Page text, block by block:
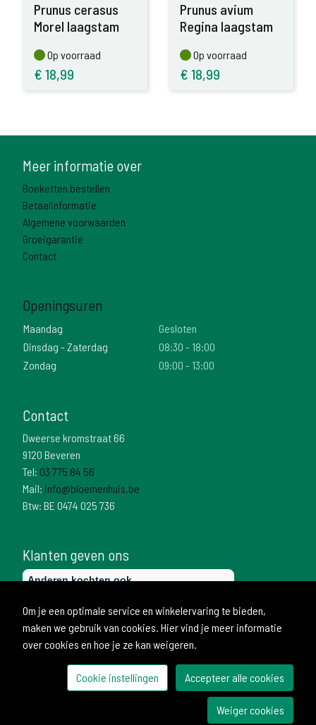
Prunus cerasus
Morel laagstam
Op voorraad
Op voorraad
€ 18,99
Prunus avium
Regina laagstam
Op voorraad
Op voorraad
€ 18,99
Meer informatie over
Boeketten bestellen
Betaalinformatie
Algemene voorwaarden
Groeigarantie
Contact
Openingsuren
Maandag
Gesloten
Dinsdag - Zaterdag
08:30 - 18:00
Zondag
09:00 - 13:00
Contact
Dweerse kromstraat 66
9120 Beveren
Tel: 03 775 84 56
Mail: info@bloemenhuis.be
Btw: BE 0474 025 736
Klanten geven ons
Om je een optimale service en winkelervaring te bieden,
maken we gebruik van cookies. Hier vind je meer informatie
over cookies en hoe je ze kan weigeren.
Cookie instellingen Accepteer alle cookies
Weiger cookies